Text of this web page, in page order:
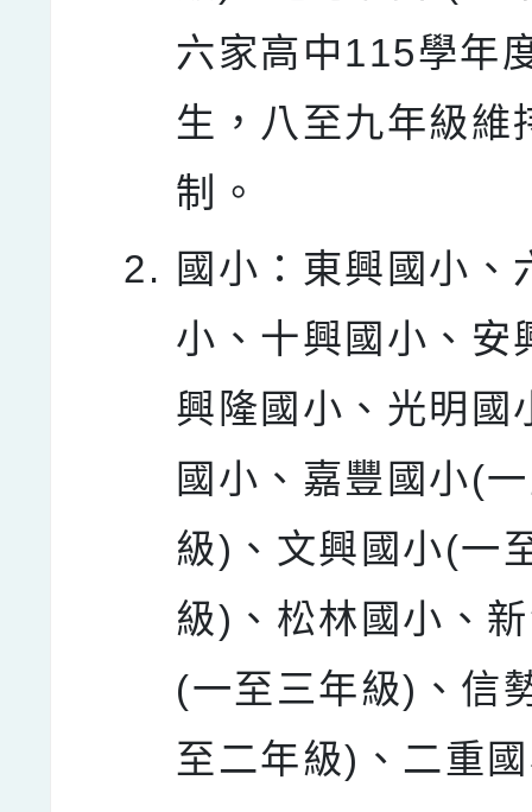
六家高中115學年
生，八至九年級維
制。
國小：東興國小、
小、十興國小、安
興隆國小、光明國
國小、嘉豐國小(
級)、文興國小(一
級)、松林國小、
(一至三年級)、信
至二年級)、二重